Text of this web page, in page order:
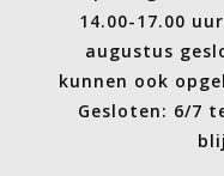
14.00-17.00
augustus
kunnen ook
Gesloten: 6/7